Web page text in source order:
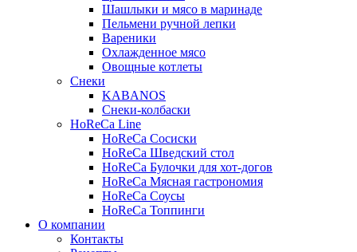
Шашлыки и мясо в маринаде
Пельмени ручной лепки
Вареники
Охлажденное мясо
Овощные котлеты
Снеки
KABANOS
Снеки-колбаски
HoReCa Line
HoReCa Сосиски
HoReCa Шведский стол
HoReCa Булочки для хот-догов
HoReCa Мясная гастрономия
HoReCa Соусы
HoReCa Топпинги
О компании
Контакты